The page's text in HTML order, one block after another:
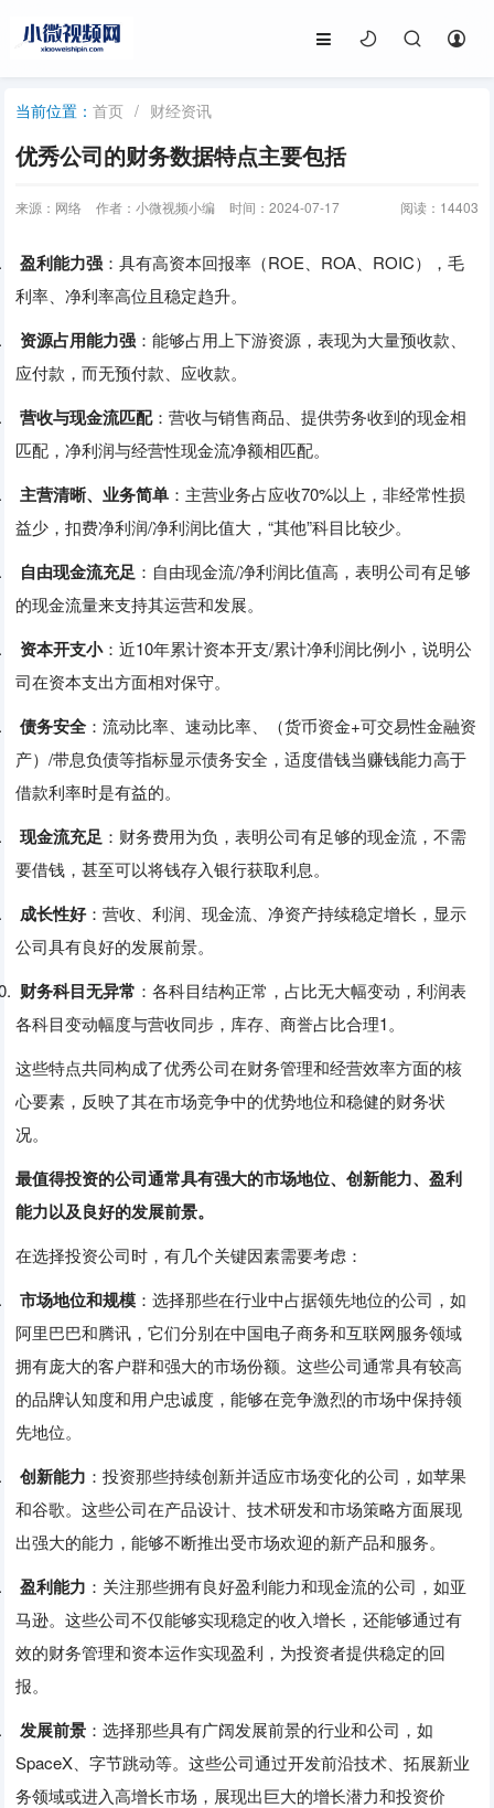
当前位置：首页 / 财经资讯
优秀公司的财务数据特点主要包括
来源：网络 作者：小微视频小编 时间：2024-07-17 阅读： 14403
盈利能力强 ：‌具有高资本回报率（‌ROE、‌ROA、‌ROIC）‌，‌毛
利率、‌净利率高位且稳定趋升。‌
资源占用能力强 ：‌能够占用上下游资源，‌表现为大量预收款、‌
应付款，‌而无预付款、‌应收款。‌
营收与现金流匹配：‌营收与销售商品、‌提供劳务收到的现金相
匹配，‌净利润与经营性现金流净额相匹配。‌
主营清晰、业务简单 ：‌主营业务占应收70%以上，‌非经常性损
益少，‌扣费净利润/净利润比值大，‌“其他”科目比较少。‌
自由现金流充足 ：‌自由现金流/净利润比值高，‌表明公司有足够
的现金流量来支持其运营和发展。‌
资本开支小：‌近10年累计资本开支/累计净利润比例小，‌说明公
司在资本支出方面相对保守。‌
债务安全：‌流动比率、‌速动比率、‌（‌货币资金+可交易性金融资
产）‌/带息负债等指标显示债务安全，‌适度借钱当赚钱能力高于
借款利率时是有益的。‌
现金流充足 ：‌财务费用为负，‌表明公司有足够的现金流，‌不需
要借钱，‌甚至可以将钱存入银行获取利息。‌
成长性好：‌营收、‌利润、‌现金流、‌净资产持续稳定增长，‌显示
公司具有良好的发展前景。‌
财务科目无异常 ：‌各科目结构正常，‌占比无大幅变动，‌利润表
各科目变动幅度与营收同步，‌库存、‌商誉占比合理1。‌
这些特点共同构成了优秀公司在财务管理和经营效率方面的核
心要素，‌反映了其在市场竞争中的优势地位和稳健的财务状
况。‌
最值得投资的公司通常具有强大的市场地位、创新能力、盈利
能力以及良好的发展前景。
在选择投资公司时，‌有几个关键因素需要考虑：‌
市场地位和规模 ：‌选择那些在行业中占据领先地位的公司，‌如
阿里巴巴和腾讯，‌它们分别在中国电子商务和互联网服务领域
拥有庞大的客户群和强大的市场份额。‌这些公司通常具有较高
的品牌认知度和用户忠诚度，‌能够在竞争激烈的市场中保持领
先地位。‌
创新能力 ：‌投资那些持续创新并适应市场变化的公司，‌如苹果
和谷歌。‌这些公司在产品设计、‌技术研发和市场策略方面展现
出强大的能力，‌能够不断推出受市场欢迎的新产品和服务。‌
盈利能力 ：‌关注那些拥有良好盈利能力和现金流的公司，‌如亚
马逊。‌这些公司不仅能够实现稳定的收入增长，‌还能够通过有
效的财务管理和资本运作实现盈利，‌为投资者提供稳定的回
报。‌
发展前景 ：‌选择那些具有广阔发展前景的行业和公司，‌如
SpaceX、‌字节跳动等。‌这些公司通过开发前沿技术、‌拓展新业
务领域或进入高增长市场，‌展现出巨大的增长潜力和投资价